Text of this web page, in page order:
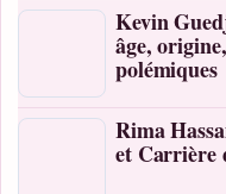
Kevin
âge,
polémiques
Rima
et Carrière